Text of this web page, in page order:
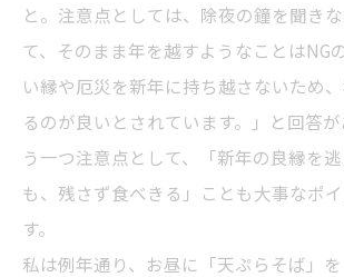
と。注意点としては、除夜の鐘を聞き
て、そのまま年を越すようなことはNG
い縁や厄災を新年に持ち越さないため
るのが良いとされています。」と回答
う一つ注意点として、「新年の良縁を
も、残さず食べきる」ことも大事なポ
す。
私は例年通り、お昼に「天ぷらそば」